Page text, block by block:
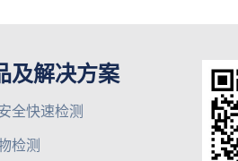
及解决方案
全快速检测
检测